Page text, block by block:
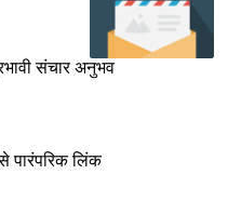
संचार अनुभव
पारंपरिक लिंक